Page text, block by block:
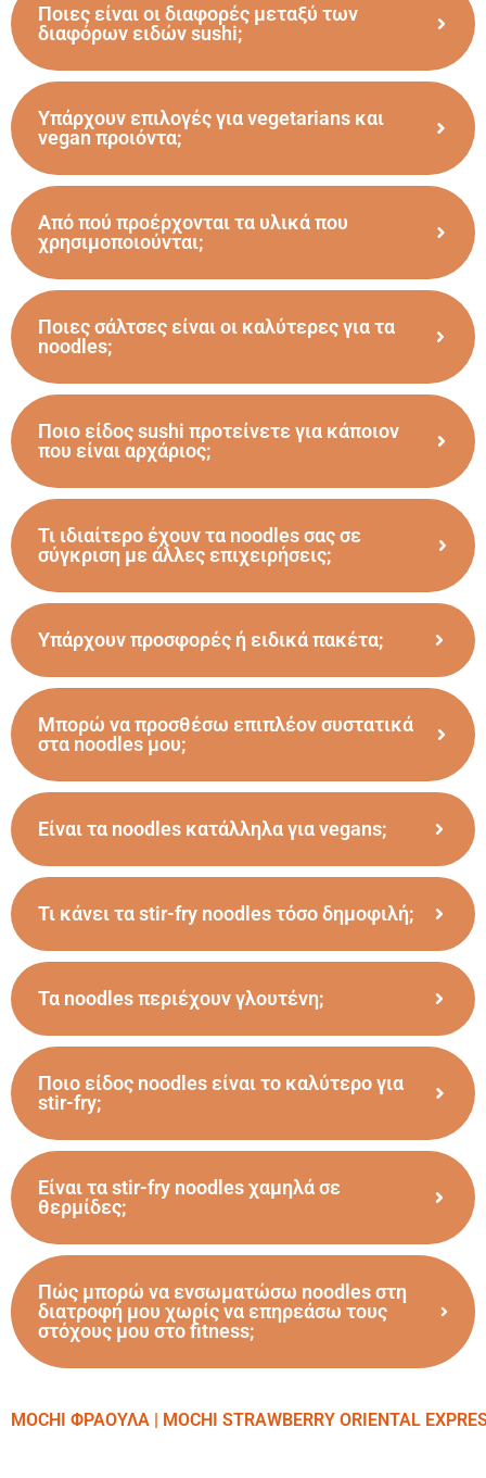
Ποιες είναι οι διαφορές μεταξύ των
διαφόρων ειδών sushi;
Υπάρχουν επιλογές για vegetarians και
vegan προιόντα;
Από πού προέρχονται τα υλικά που
χρησιμοποιούνται;
Ποιες σάλτσες είναι οι καλύτερες για τα
noodles;
Ποιο είδος sushi προτείνετε για κάποιον
που είναι αρχάριος;
Τι ιδιαίτερο έχουν τα noodles σας σε
σύγκριση με άλλες επιχειρήσεις;
Υπάρχουν προσφορές ή ειδικά πακέτα;
Μπορώ να προσθέσω επιπλέον συστατικά
στα noodles μου;
Είναι τα noodles κατάλληλα για vegans;
Τι κάνει τα stir-fry noodles τόσο δημοφιλή;
Τα noodles περιέχουν γλουτένη;
Ποιο είδος noodles είναι το καλύτερο για
stir-fry;
Είναι τα stir-fry noodles χαμηλά σε
θερμίδες;
Πώς μπορώ να ενσωματώσω noodles στη
διατροφή μου χωρίς να επηρεάσω τους
στόχους μου στο fitness;
MOCHI ΦΡΑΟΥΛΑ | MOCHI STRAWBERRY ORIENTAL